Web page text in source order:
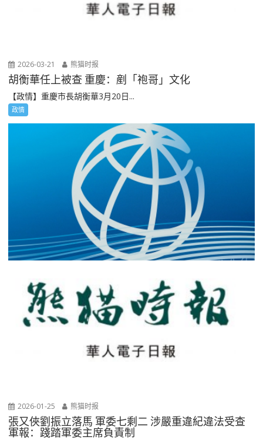
2026-03-21 熊猫时报
胡衡華任上被查 重慶：剷「袍哥」文化
【政情】重慶市長胡衡華3月20日...
政情
2026-01-25 熊猫时报
張又俠劉振立落馬 軍委七剩二 涉嚴重違紀違法受查
軍報：踐踏軍委主席負責制